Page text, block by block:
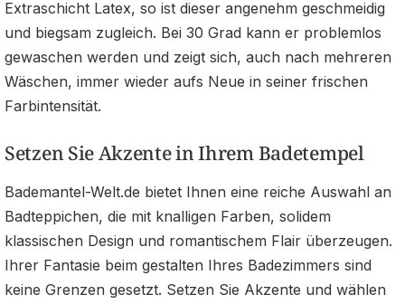
Extraschicht Latex, so ist dieser angenehm geschmeidig
und biegsam zugleich. Bei 30 Grad kann er problemlos
gewaschen werden und zeigt sich, auch nach mehreren
Wäschen, immer wieder aufs Neue in seiner frischen
Farbintensität.
Setzen Sie Akzente in Ihrem Badetempel
Bademantel-Welt.de bietet Ihnen eine reiche Auswahl an
Badteppichen, die mit knalligen Farben, solidem
klassischen Design und romantischem Flair überzeugen.
Ihrer Fantasie beim gestalten Ihres Badezimmers sind
keine Grenzen gesetzt. Setzen Sie Akzente und wählen